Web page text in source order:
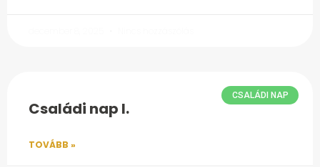
CSALÁDI NAP
Családi nap I.
TOVÁBB »